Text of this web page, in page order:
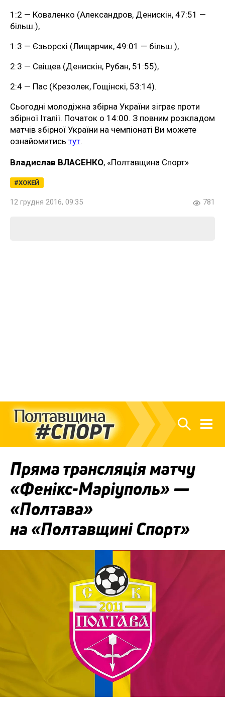
1:2 — Коваленко (Александров, Денискін, 47:51 —
більш.),
1:3 — Єзьорскі (Лищарчик, 49:01 — більш.),
2:3 — Свіщев (Денискін, Рубан, 51:55),
2:4 — Пас (Крезолек, Гощінскі, 53:14).
Сьогодні молодіжна збірна України зіграє проти
збірної Італії. Початок о 14:00. З повним розкладом
матчів збірної України на чемпіонаті Ви можете
ознайомитись тут.
Владислав ВЛАСЕНКО, «Полтавщина Спорт»
ХОКЕЙ
12 грудня 2016, 09:35 781
Пряма трансляція матчу
«Фенікс-Маріуполь» —
«Полтава»
на «Полтавщині Спорт»